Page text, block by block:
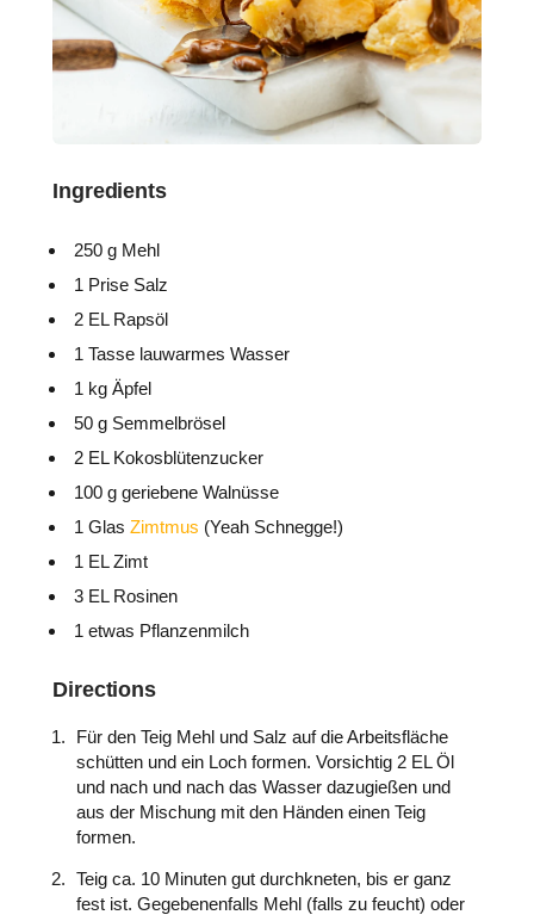
Ingredients
250 g Mehl
1 Prise Salz
2 EL Rapsöl
1 Tasse lauwarmes Wasser
1 kg Äpfel
50 g Semmelbrösel
2 EL Kokosblütenzucker
100 g geriebene Walnüsse
1 Glas Zimtmus (Yeah Schnegge!)
1 EL Zimt
3 EL Rosinen
1 etwas Pflanzenmilch
Directions
Für den Teig Mehl und Salz auf die Arbeitsfläche
schütten und ein Loch formen. Vorsichtig 2 EL Öl
und nach und nach das Wasser dazugießen und
aus der Mischung mit den Händen einen Teig
formen.
Teig ca. 10 Minuten gut durchkneten, bis er ganz
fest ist. Gegebenenfalls Mehl (falls zu feucht) oder